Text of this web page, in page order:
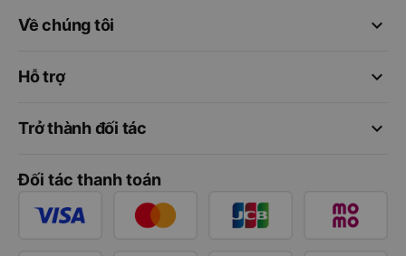
keyboard_arrow_down
Về chúng tôi
keyboard_arrow_down
Hỗ trợ
keyboard_arrow_down
Trở thành đối tác
Đối tác thanh toán